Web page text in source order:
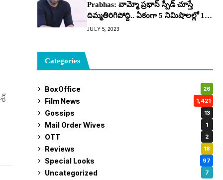
Prabhas: వామ్మో ప్ర‌భాస్ స్పీడ్ చూస్తే
దిమ్మ‌తిరిగిపోద్ది.. ఏకంగా 5 నిమిషాలల్లో 150
డ్రెస్సులు కొంటాడా?
JULY 5, 2023
Categories
BoxOffice 26
Film News 1,421
Gossips 13
Mail Order Wives 1
OTT 2
Reviews 18
Special Looks 97
Uncategorized 7